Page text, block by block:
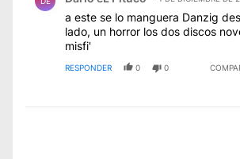
a este se lo manguera Danzig
lado, un horror los dos discos
misfi'
RESPONDER 0 0